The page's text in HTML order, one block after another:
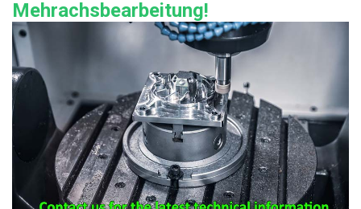
Mehrachsbearbeitung!